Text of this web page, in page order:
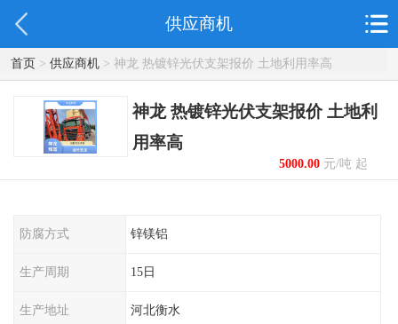
供应商机
首页> 供应商机> 神龙 热镀锌光伏支架报价 土地利用率高
神龙 热镀锌光伏支架报价 土地利
用率高
5000.00元/吨 起
防腐方式 锌镁铝
生产周期 15日
生产地址 河北衡水